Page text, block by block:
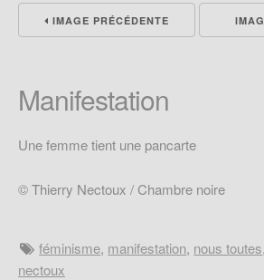
IMAGE PRÉCÉDENTE
Manifestation
Une femme tient une pancarte
© Thierry Nectoux / Chambre noire
féminisme, manifestation, nous toutes,
nectoux